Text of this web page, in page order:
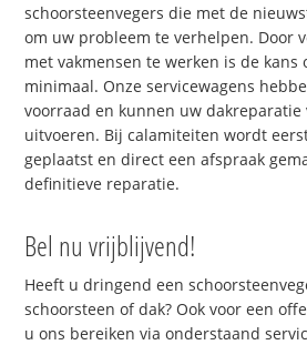
schoorsteenvegers die met de
om uw probleem te verhelpen. Door
met vakmensen te werken is de
minimaal. Onze servicewagens
voorraad en kunnen uw dakreparatie
uitvoeren. Bij calamiteiten wordt
geplaatst en direct een afspraak
definitieve reparatie.
Bel nu vrijblijvend!
Heeft u dringend een
schoorsteen of dak? Ook voor een
u ons bereiken via onderstaand